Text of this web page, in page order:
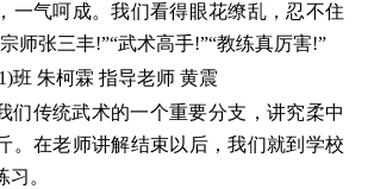
一气呵成。我们看得眼花缭乱，忍不住
师张三丰!”“武术高手!”“教练真厉害!”
班 朱柯霖 指导老师 黄震
们传统武术的一个重要分支，讲究柔中
。在老师讲解结束以后，我们就到学校
。